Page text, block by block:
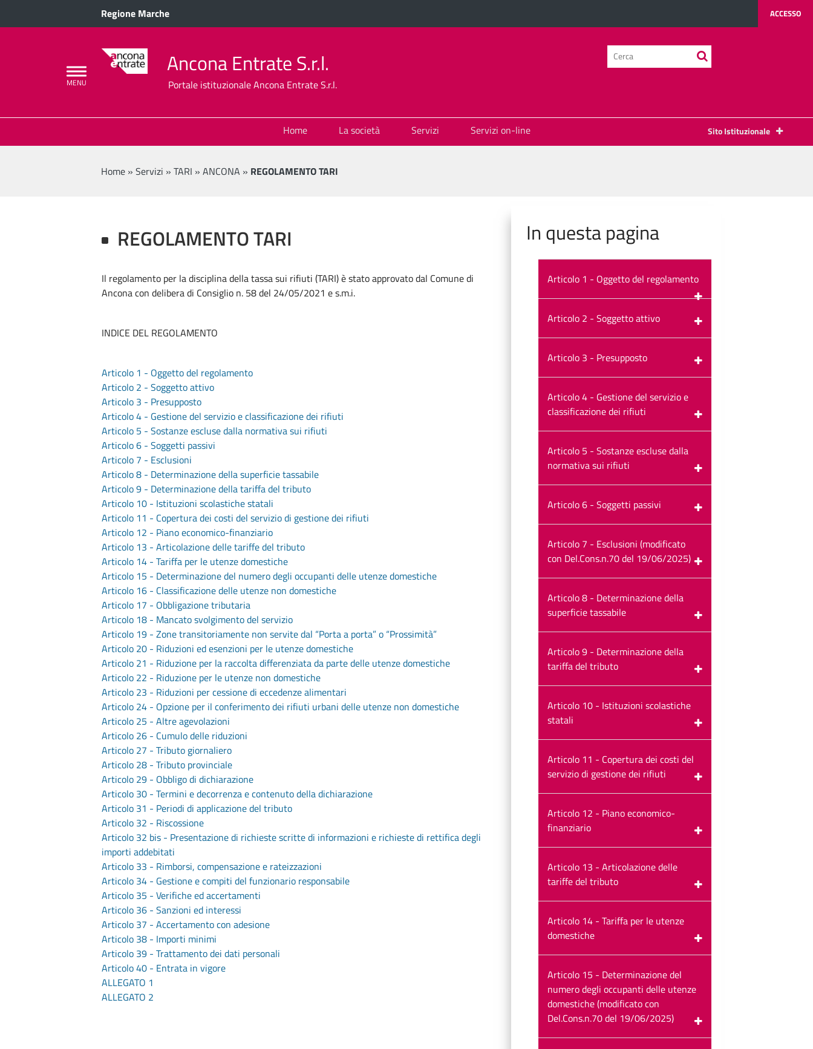
Regione Marche ACCESSO
Ancona Entrate S.r.l.
Portale istituzionale Ancona Entrate S.r.l.
testo
da
Home La società Servizi Servizi on-line Sito Istituzionale
Home » Servizi » TARI » ANCONA » REGOLAMENTO TARI
REGOLAMENTO TARI
Il regolamento per la disciplina della tassa sui rifiuti (TARI) è stato approvato dal Comune di
Ancona con delibera di Consiglio n. 58 del 24/05/2021 e s.m.i.
INDICE DEL REGOLAMENTO
Articolo 1 - Oggetto del regolamento
Articolo 2 - Soggetto attivo
Articolo 3 - Presupposto
Articolo 4 - Gestione del servizio e classificazione dei rifiuti
Articolo 5 - Sostanze escluse dalla normativa sui rifiuti
Articolo 6 - Soggetti passivi
Articolo 7 - Esclusioni
Articolo 8 - Determinazione della superficie tassabile
Articolo 9 - Determinazione della tariffa del tributo
Articolo 10 - Istituzioni scolastiche statali
Articolo 11 - Copertura dei costi del servizio di gestione dei rifiuti
Articolo 12 - Piano economico-finanziario
Articolo 13 - Articolazione delle tariffe del tributo
Articolo 14 - Tariffa per le utenze domestiche
Articolo 15 - Determinazione del numero degli occupanti delle utenze domestiche
Articolo 16 - Classificazione delle utenze non domestiche
Articolo 17 - Obbligazione tributaria
Articolo 18 - Mancato svolgimento del servizio
Articolo 19 - Zone transitoriamente non servite dal “Porta a porta” o “Prossimità”
Articolo 20 - Riduzioni ed esenzioni per le utenze domestiche
Articolo 21 - Riduzione per la raccolta differenziata da parte delle utenze domestiche
Articolo 22 - Riduzione per le utenze non domestiche
Articolo 23 - Riduzioni per cessione di eccedenze alimentari
Articolo 24 - Opzione per il conferimento dei rifiuti urbani delle utenze non domestiche
Articolo 25 - Altre agevolazioni
Articolo 26 - Cumulo delle riduzioni
Articolo 27 - Tributo giornaliero
Articolo 28 - Tributo provinciale
Articolo 29 - Obbligo di dichiarazione
Articolo 30 - Termini e decorrenza e contenuto della dichiarazione
Articolo 31 - Periodi di applicazione del tributo
Articolo 32 - Riscossione
Articolo 32 bis - Presentazione di richieste scritte di informazioni e richieste di rettifica degli
importi addebitati
Articolo 33 - Rimborsi, compensazione e rateizzazioni
Articolo 34 - Gestione e compiti del funzionario responsabile
Articolo 35 - Verifiche ed accertamenti
Articolo 36 - Sanzioni ed interessi
Articolo 37 - Accertamento con adesione
Articolo 38 - Importi minimi
Articolo 39 - Trattamento dei dati personali
Articolo 40 - Entrata in vigore
ALLEGATO 1
ALLEGATO 2
In questa pagina
Articolo 1 - Oggetto del regolamento
Articolo 2 - Soggetto attivo
Articolo 3 - Presupposto
Articolo 4 - Gestione del servizio e
classificazione dei rifiuti
Articolo 5 - Sostanze escluse dalla
normativa sui rifiuti
Articolo 6 - Soggetti passivi
Articolo 7 - Esclusioni (modificato
con Del.Cons.n.70 del 19/06/2025)
Articolo 8 - Determinazione della
superficie tassabile
Articolo 9 - Determinazione della
tariffa del tributo
Articolo 10 - Istituzioni scolastiche
statali
Articolo 11 - Copertura dei costi del
servizio di gestione dei rifiuti
Articolo 12 - Piano economico-
finanziario
Articolo 13 - Articolazione delle
tariffe del tributo
Articolo 14 - Tariffa per le utenze
domestiche
Articolo 15 - Determinazione del
numero degli occupanti delle utenze
domestiche (modificato con
Del.Cons.n.70 del 19/06/2025)